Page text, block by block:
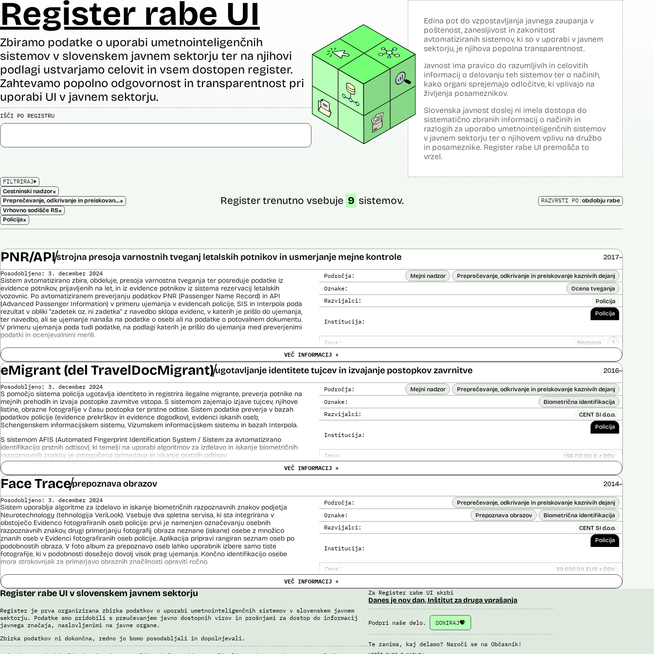
Register rabe UI
Zbiramo podatke o uporabi umetnointeligenčnih
sistemov v slovenskem javnem sektorju ter na njihovi
podlagi ustvarjamo celovit in vsem dostopen register.
Zahtevamo popolno odgovornost in transparentnost pri
uporabi UI v javnem sektorju.
IŠČI PO REGISTRU
Edina pot do vzpostavljanja javnega zaupanja v
poštenost, zanesljivost in zakonitost
avtomatiziranih sistemov, ki so v uporabi v javnem
sektorju, je njihova popolna transparentnost.
Javnost ima pravico do razumljivih in celovitih
informacij o delovanju teh sistemov ter o načinih,
kako organi sprejemajo odločitve, ki vplivajo na
življenja posameznikov.
Slovenska javnost doslej ni imela dostopa do
sistematično zbranih informacij o načinih in
razlogih za uporabo umetnointeligenčnih sistemov
v javnem sektorju ter o njihovem vplivu na družbo
in posameznike. Register rabe UI premošča to
vrzel.
FILTRIRAJ
Cestninski nadzor×
Preprečevanje, odkrivanje in preiskovanje kaznivih dejanj×
Vrhovno sodišče RS×
Policija×
Register trenutno vsebuje 9 sistemov. RAZVRSTI PO:obdobju rabe
PNR/APIstrojna presoja varnostnih tveganj letalskih potnikov in usmerjanje mejne kontrole 2017–
Področja: Mejni nadzor Preprečevanje, odkrivanje in preiskovanje kaznivih dejanj
Oznake: Ocena tveganja
Razvijalci: Policija
Institucija:
Policija
Cena: Neznana ?
Analiza učinka na človekove pravice opravljena:
Analiza učinka na osebne podatke opravljena: ?
Posodobljeno: 3. december 2024
Sistem avtomatizirano zbira, obdeluje, presoja varnostna tveganja ter posreduje podatke iz
evidence potnikov, prijavljenih na let, in iz evidence potnikov iz sistema rezervacij letalskih
vozovnic. Po avtomatiziranem preverjanju podatkov PNR (Passenger Name Record) in API
(Advanced Passenger Information) v primeru ujemanja v evidencah policije, SIS in Interpola poda
rezultat v obliki "zadetek oz. ni zadetka" z navedbo sklopa evidenc, v katerih je prišlo do ujemanja,
ter navedbo, ali se ujemanje nanaša na podatke o osebi ali na podatke o potovalnem dokumentu.
V primeru ujemanja poda tudi podatke, na podlagi katerih je prišlo do ujemanja med preverjenimi
podatki in ocenjevalnimi merili.
Ocenjevalna merila so oblikovana z analitično obdelavo podatkov, pri čemer se oblikujejo
indikatorji tveganja, ki predstavljajo posamezne podatke, za katere je bilo pri analitični obdelavi
ugotovljeno, da predstavljajo specifične potovalne vzorce storilcev terorističnih in drugih hudih
kaznivih dejanj oziroma njihovih žrtev ter zato omogočajo usmerjeno delo policije in drugih
pristojnih organov na takšne osebe. Nacionalna enota za informacije o potnikih lahko glede na
utemeljene razloge v posamičnem primeru posreduje podatke potnikov, prijavljenih na let,
oziroma podatke potnikov iz sistema rezervacij letalskih vozovnic oziroma rezultate njihove
obdelave drugim enotam policije.
Uslužbenci nacionalne enote za informacije o potnikih vsa ujemanja pri avtomatizirani obdelavi
podatkov ter varnostna tveganja posamično pregledajo še z neavtomatiziranimi sredstvi.
Sistem uporablja sledeče vire podatkov: Evidenca potnikov, prijavljenih na let, Evidenca potnikov
iz sistema rezervacij letalskih vozovnic, Evidence policije, Schengenskega informacijskega
sistema, Interpola.
Viri:
Brošura 60 let informacijsko telekomunikacijskega sistema policije
Odgovor na zahtevek za informacije javnega značaja
VEČ INFORMACIJ +
eMigrant (del TravelDocMigrant)ugotavljanje identitete tujcev in izvajanje postopkov zavrnitve 2016–
Področja: Mejni nadzor Preprečevanje, odkrivanje in preiskovanje kaznivih dejanj
Oznake: Biometrična identifikacija
Razvijalci: CENT SI d.o.o.
Institucija:
Policija
Cena: 136.701,00 € z DDV
Analiza učinka na človekove pravice opravljena:
Ne
Posodobljeno: 3. december 2024
S pomočjo sistema policija ugotavlja identiteto in registrira ilegalne migrante, preverja potnike na
mejnih prehodih in izvaja postopke zavrnitve vstopa. S sistemom zajemajo izjave tujcev, njihove
listine, obrazne fotografije v času postopka ter prstne odtise. Sistem podatke preverja v bazah
podatkov policije (evidence prekrškov in evidence dogodkov), evidenci iskanih oseb,
Schengenskem informacijskem sistemu, Vizumskem informacijskem sistemu in bazah Interpola.
S sistemom AFIS (Automated Fingerprint Identification System / Sistem za avtomatizirano
identifikacijo prstnih odtisov), ki temelji na uporabi algoritmov za izdelavo in iskanje biometričnih
razpoznavnih znakov, je omogočena primerjava in iskanje prstnih odtisov.
Viri:
Brošura 60 let informacijsko telekomunikacijskega sistema policije
Odgovor na zahtevo za dostop do informacij javnega značaja
VEČ INFORMACIJ +
Face Traceprepoznava obrazov 2014–
Področja: Preprečevanje, odkrivanje in preiskovanje kaznivih dejanj
Oznake: Prepoznava obrazov Biometrična identifikacija
Razvijalci: CENT SI d.o.o.
Institucija:
Policija
Cena: 39.650,00 EUR z DDV
Trajanje licence:
Analiza učinka na človekove pravice opravljena:
Analiza učinka na osebne podatke opravljena:
Posodobljeno: 3. december 2024
Sistem uporablja algoritme za izdelavo in iskanje biometričnih razpoznavnih znakov podjetja
Neurotechnology (tehnologija VeriLook). Vsebuje dva spletna servisa, ki sta integrirana v
obstoječo Evidenco fotografiranih oseb policije: prvi je namenjen označevanju osebnih
razpoznavnih znakov, drugi primerjanju fotografij obraza neznane (iskane) osebe z množico
znanih oseb v Evidenci fotografiranih oseb policije. Aplikacija pripravi rangiran seznam oseb po
podobnostih obraza. V foto album za prepoznavo oseb lahko uporabnik izbere samo tiste
fotografije, ki v podobnosti dosežejo dovolj visok prag ujemanja. Končno identifikacijo osebe
mora strokovnjak za primerjavo obraznih značilnosti opraviti ročno.
Sistem uporablja sledeče podatke: Evidenca fotografiranih oseb policije (del informacijsko
telekomunikacijskega sistema policije (ITSP)), neznano slikovno gradivo za primerjavo.
Viri:
Brošura 60 let informacijsko telekomunikacijskega sistema policije
Spletno mesto podjetja Neurotechnology, podstran VeriLook
Poročilo Automating Society report 2020 za Slovenijo
Odgovor na zahtevo za dostop do informacij javnega značaja
Dokument Povabilo k oddaji ponudbe
VEČ INFORMACIJ +
Register rabe UI v slovenskem javnem sektorju
Register je prva organizirana zbirka podatkov o uporabi umetnointeligenčnih sistemov v slovenskem javnem
sektorju. Podatke smo pridobili s preučevanjem javno dostopnih virov in prošnjami za dostop do informacij
javnega značaja, naslovljenimi na javne organe.
Zbirka podatkov ni dokončna, redno jo bomo posodabljali in dopolnjevali.
Za Register rabe UI skrbi
Danes je nov dan, Inštitut za druga vprašanja
Podpri naše delo. DONIRAJ
Te zanima, kaj delamo? Naroči se na Občasnik!